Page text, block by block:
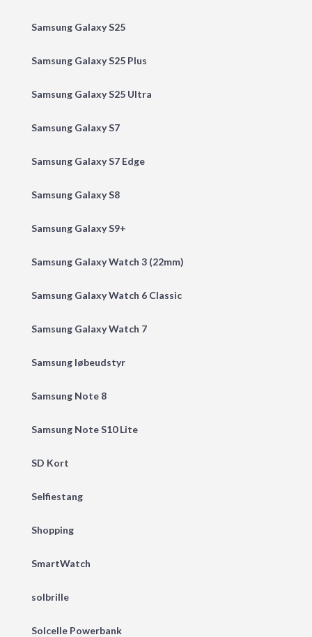
Samsung Galaxy S25
Samsung Galaxy S25 Plus
Samsung Galaxy S25 Ultra
Samsung Galaxy S7
Samsung Galaxy S7 Edge
Samsung Galaxy S8
Samsung Galaxy S9+
Samsung Galaxy Watch 3 (22mm)
Samsung Galaxy Watch 6 Classic
Samsung Galaxy Watch 7
Samsung løbeudstyr
Samsung Note 8
Samsung Note S10 Lite
SD Kort
Selfiestang
Shopping
SmartWatch
solbrille
Solcelle Powerbank